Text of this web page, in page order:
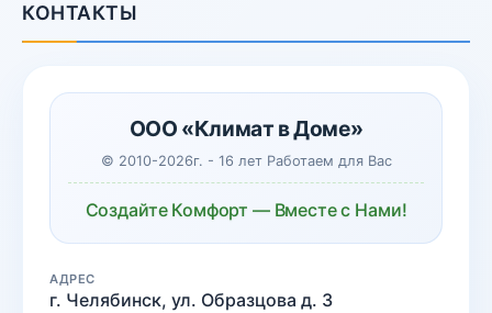
КОНТАКТЫ
ООО «Климат в Доме»
© 2010-2026г. - 16 лет Работаем для Вас
Создайте Комфорт — Вместе с Нами!
АДРЕС
г. Челябинск, ул. Образцова д. 3